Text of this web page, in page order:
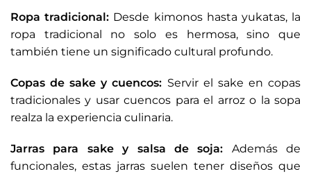
Ropa tradicional: Desde kimonos hasta yukatas, la
ropa tradicional no solo es hermosa, sino que
también tiene un significado cultural profundo.
Copas de sake y cuencos: Servir el sake en copas
tradicionales y usar cuencos para el arroz o la sopa
realza la experiencia culinaria.
Jarras para sake y salsa de soja: Además de
funcionales, estas jarras suelen tener diseños que